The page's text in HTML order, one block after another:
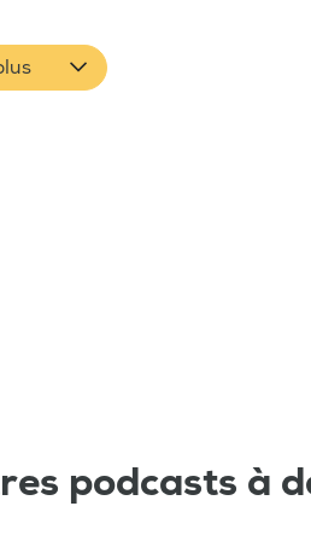
podcasts à